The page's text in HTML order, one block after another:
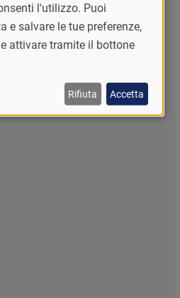
l'utilizzo. Puoi
e salvare le tue preferenze,
attivare tramite il bottone
Rifiuta Accetta